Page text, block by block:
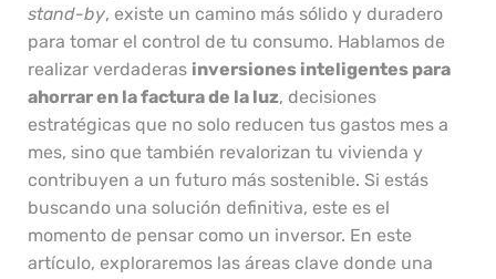
stand-by, existe un camino más sólido y duradero
para tomar el control de tu consumo. Hablamos de
realizar verdaderas inversiones inteligentes para
ahorrar en la factura de la luz, decisiones
estratégicas que no solo reducen tus gastos mes a
mes, sino que también revalorizan tu vivienda y
contribuyen a un futuro más sostenible. Si estás
buscando una solución definitiva, este es el
momento de pensar como un inversor. En este
artículo, exploraremos las áreas clave donde una